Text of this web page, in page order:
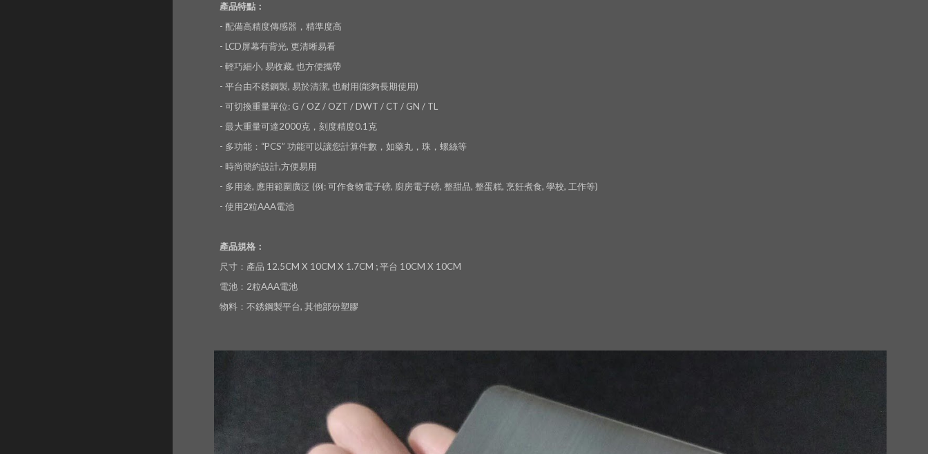
產品特點：
- 配備高精度傳感器，精準度高
- LCD屏幕有背光, 更清晰易看
- 輕巧細小, 易收藏, 也方便攜帶
- 平台由不銹鋼製, 易於清潔, 也耐用(能夠長期使用)
- 可切換重量單位: G / OZ / OZT / DWT / CT / GN / TL
- 最大重量可達2000克，刻度精度0.1克
- 多功能：“PCS” 功能可以讓您計算件數，如藥丸，珠，螺絲等
- 時尚簡約設計,方便易用
- 多用途, 應用範圍廣泛 (例: 可作食物電子磅, 廚房電子磅, 整甜品, 整蛋糕, 烹飪煮食, 學校, 工作等)
- 使用2粒AAA電池
產品規格：
尺寸：產品 12.5CM X 10CM X 1.7CM ; 平台 10CM X 10CM
電池：2粒AAA電池
物料：不銹鋼製平台, 其他部份塑膠